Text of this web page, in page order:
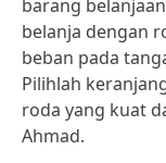
barang
belanja dengan
beban pada
Pilihlah
roda yang kuat
Ahmad.